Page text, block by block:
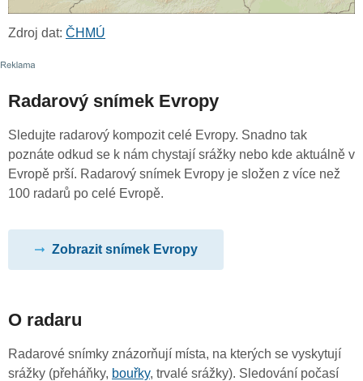
Zdroj dat: ČHMÚ
Radarový snímek Evropy
Sledujte radarový kompozit celé Evropy. Snadno tak
poznáte odkud se k nám chystají srážky nebo kde aktuálně v
Evropě prší. Radarový snímek Evropy je složen z více než
100 radarů po celé Evropě.
Zobrazit snímek Evropy
O radaru
Radarové snímky znázorňují místa, na kterých se vyskytují
srážky (přeháňky, bouřky, trvalé srážky). Sledování počasí